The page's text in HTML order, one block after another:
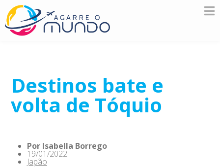
Destinos bate e
volta de Tóquio
Por Isabella Borrego
19/01/2022
Japão